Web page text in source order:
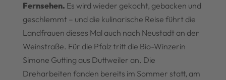
Fernsehen. Es wird wieder gekocht, gebacken und
geschlemmt – und die kulinarische Reise führt die
Landfrauen dieses Mal auch nach Neustadt an der
Weinstraße. Für die Pfalz tritt die Bio-Winzerin
Simone Gutting aus Duttweiler an. Die
Dreharbeiten fanden bereits im Sommer statt, am